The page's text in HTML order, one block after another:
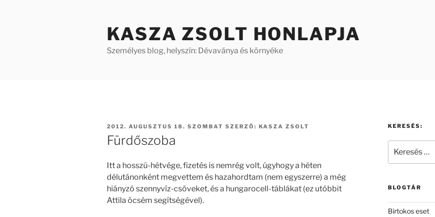
KASZA ZSOLT HONLAPJA
Személyes blog, helyszín: Dévaványa és környéke
BEKÜLDVE:
2012. AUGUSZTUS 18. SZOMBAT SZERZŐ: KASZA ZSOLT
Fürdőszoba
Itt a hosszú-hétvége, fizetés is nemrég volt, úgyhogy a héten
délutánonként megvettem és hazahordtam (nem egyszerre) a még
hiányzó szennyvíz-csöveket, és a hungarocell-táblákat (ez utóbbit
Attila öcsém segítségével).
KERESÉS:
következő
BLOGTÁR
Birtokos eset